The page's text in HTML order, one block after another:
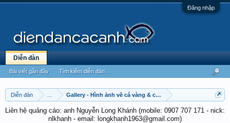
Đăng nhập
Diễn đàn Gallery - Hình ảnh về cá vàng & cá chép
Liên hệ quảng cáo: anh Nguyễn Long Khánh (mobile: 0907 707 171 - nick:
nlkhanh - email: longkhanh1963@gmail.com)
Diễn đàn
Bài viết gần đây Tìm kiếm diễn đàn